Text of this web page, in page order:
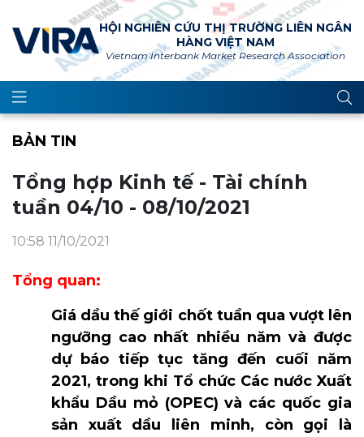
HỘI NGHIÊN CỨU THỊ TRƯỜNG LIÊN NGÂN
HÀNG VIỆT NAM
Vietnam Interbank Market Research Association
BẢN TIN
Tổng hợp Kinh tế - Tài chính
tuần 04/10 - 08/10/2021
10:58 11/10/2021
Tổng quan:
Giá dầu thế giới chốt tuần qua vượt lên
ngưỡng cao nhất nhiều năm và được
dự báo tiếp tục tăng đến cuối năm
2021, trong khi Tổ chức Các nước Xuất
khẩu Dầu mỏ (OPEC) và các quốc gia
sản xuất dầu liên minh, còn gọi là